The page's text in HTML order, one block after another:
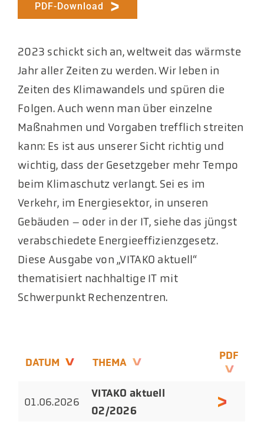
PDF-Download
2023 schickt sich an, weltweit das wärmste
Jahr aller Zeiten zu werden. Wir leben in
Zeiten des Klimawandels und spüren die
Folgen. Auch wenn man über einzelne
Maßnahmen und Vorgaben trefflich streiten
kann: Es ist aus unserer Sicht richtig und
wichtig, dass der Gesetzgeber mehr Tempo
beim Klimaschutz verlangt. Sei es im
Verkehr, im Energiesektor, in unseren
Gebäuden – oder in der IT, siehe das jüngst
verabschiedete Energieeffizienzgesetz.
Diese Ausgabe von „VITAKO aktuell“
thematisiert nachhaltige IT mit
Schwerpunkt Rechenzentren.
DATUM THEMA
PDF
01.06.2026
VITAKO aktuell
02/2026